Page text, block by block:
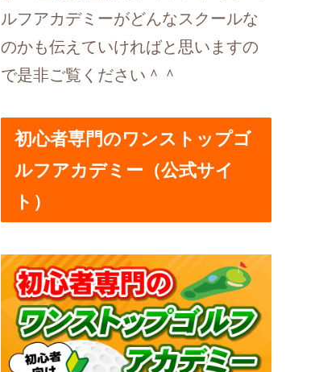
ルフアカデミーがどんなスクールな
のかも伝えていければと思いますの
で是非ご覧ください＾＾
初心者専門のワンストップゴ
ルフアカデミー（公式サイ
ト）